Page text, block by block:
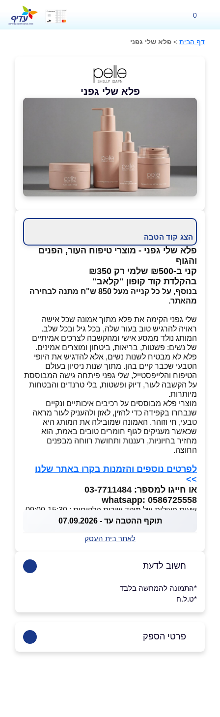
0
דף הבית > פלא שלי גפני
פלא שלי גפני
הצג קוד הטבה
פלא שלי גפני - מוצרי טיפוח העור, הפנים
והגוף
קני ב-₪500 שלמי רק ₪350
בהקלדת קוד קופון "קלאב"
בנוסף, על כל קנייה מעל 850 ש"ח מתנה לבחירה
מהאתר.
שלי גפני הקימה את פלא מתוך אמונה שכל אישה
ראויה להרגיש טוב בעור שלה, בכל גיל ובכל שלב.
המותג נולד ממסע אישי ומהקשבה לצרכים אמיתיים
של נשים: פשטות, בריאות, ביטחון ומוצרים אמינים.
פלא לא מבטיח לשנות נשים, אלא להדגיש את היופי
הטבעי שכבר קיים בהן. מתוך שנות ניסיון בעולם
הטיפוח והלייפסטייל, שלי גפני פיתחה גישה המבוססת
על הקשבה לעור, דיוק ופשטות, בלי טרנדים והבטחות
מיותרות.
מוצרי פלא מבוססים על רכיבים איכותיים ונקיים
שנבחרו בקפידה כדי להזין, לאזן ולהעניק לעור מראה
טבעי, חי וזוהר. האמונה שמובילה את המותג היא
שכאשר מעניקים לגוף חומרים טובים באמת, הוא
מחזיר בחיוניות, רעננות ותחושת רווחה מבפנים
החוצה.
לפרטים נוספים והזמנות בקרו באתר שלנו
>>
או חייגו למספר: 03-7711484
whatsapp: 0586725558
שעות פעילות של מוקד שירות הלקוחות : 09:00-15:30
תוקף ההטבה עד - 07.09.2026
לאתר בית העסק
חשוב לדעת
*התמונה להמחשה בלבד
*ט.ל.ח
פרטי הספק